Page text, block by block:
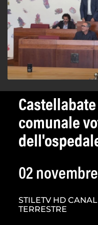
comunale
02
STILETV HD
TERRESTRE